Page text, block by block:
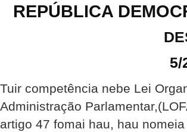
REPÚBLICA
5/
Tuir competência nebe Lei
Administração
artigo 47 fomai hau, hau